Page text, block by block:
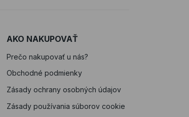
AKO NAKUPOVAŤ
Prečo nakupovať u nás?
Obchodné podmienky
Zásady ochrany osobných údajov
Zásady používania súborov cookie